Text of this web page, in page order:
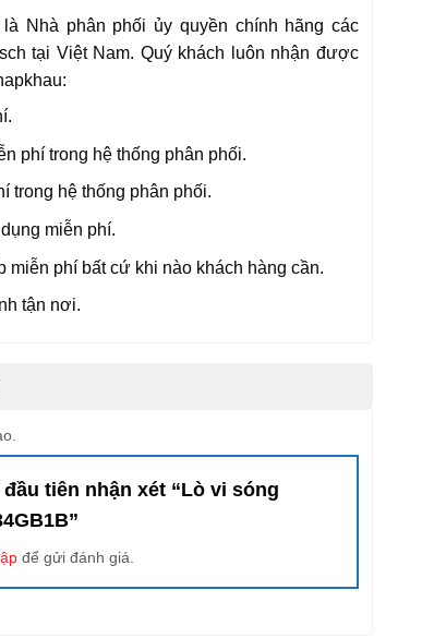
là Nhà phân phối ủy quyền chính hãng các
tại Việt Nam. Quý khách luôn nhận được
phí trong hệ thống phân phối.
trong hệ thống phân phối.
miễn phí.
miễn phí bất cứ khi nào khách hàng cần.
tận nơi.
tiên nhận xét “Lò vi sóng
để gửi đánh giá.